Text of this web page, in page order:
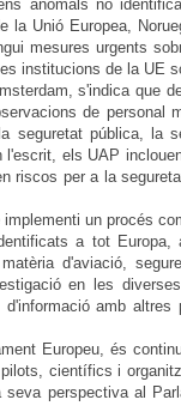
anòmals no
la Unió Europea,
mesures urgents
institucions de la UE
s'indica que
de personal
seguretat pública, la
els UAP
riscos per a la
un procés
a tot Europa,
d'aviació,
en les
amb
Europeu, és
científics i
perspectiva al